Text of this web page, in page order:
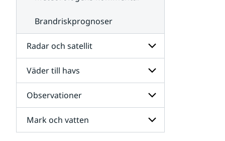
Brandriskprognoser
Radar och satellit
Undersidor
för
Radar
och
satellit
Väder till havs
Undersidor
för
Väder
till
havs
Observationer
Undersidor
för
Mark och vatten